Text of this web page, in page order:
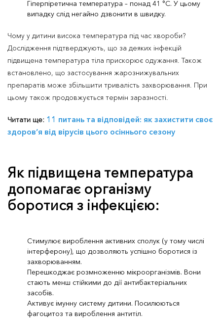
Гіперпіретична температура – понад 41 °C. У цьому
випадку слід негайно дзвонити в швидку.
Чому у дитини висока температура під час хвороби?
Дослідження підтверджують, що за деяких інфекцій
підвищена температура тіла прискорює одужання. Також
встановлено, що застосування жарознижувальних
препаратів може збільшити тривалість захворювання. При
цьому також продовжується термін заразності.
Читати ще: 11 питань та відповідей: як захистити своє
здоров’я від вірусів цього осіннього сезону
Як підвищена температура
допомагає організму
боротися з інфекцією:
Стимулює вироблення активних сполук (у тому числі
інтерферону), що дозволяють успішно боротися із
захворюванням.
Перешкоджає розмноженню мікроорганізмів. Вони
стають менш стійкими до дії антибактеріальних
засобів.
Активує імунну систему дитини. Посилюються
фагоцитоз та вироблення антитіл.